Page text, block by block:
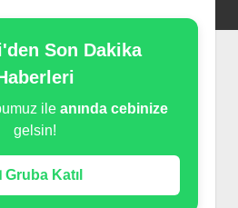
Gündem
Haber
Spor
ve İletişim
Son Dakika
ile anında cebinize
gelsin!
Gruba Katıl